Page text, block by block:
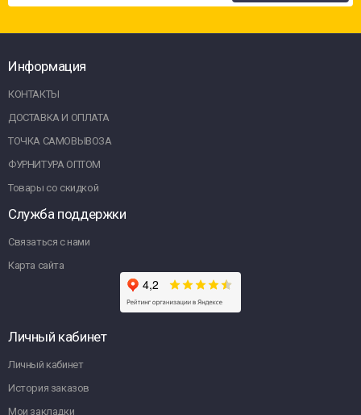
Информация
КОНТАКТЫ
ДОСТАВКА И ОПЛАТА
ТОЧКА САМОВЫВОЗА
ФУРНИТУРА ОПТОМ
Товары со скидкой
Служба поддержки
Связаться с нами
Карта сайта
Личный кабинет
Личный кабинет
История заказов
Мои закладки